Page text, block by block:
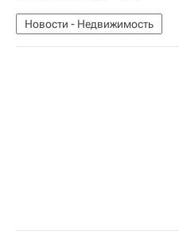
Новости - Недвижимость
Коммерческая недвижимость